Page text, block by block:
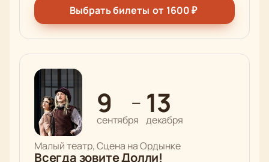
Выбрать билеты от 1600₽
9
сентября
— 13
декабря
Малый театр, Сцена на Ордынке
Всегда зовите Долли!